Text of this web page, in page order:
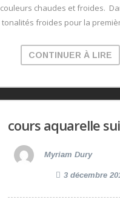
couleurs chaudes et froides.
tonalités froides pour la
CONTINUER À LIRE
cours aquarelle
Myriam Dury
3 décembre